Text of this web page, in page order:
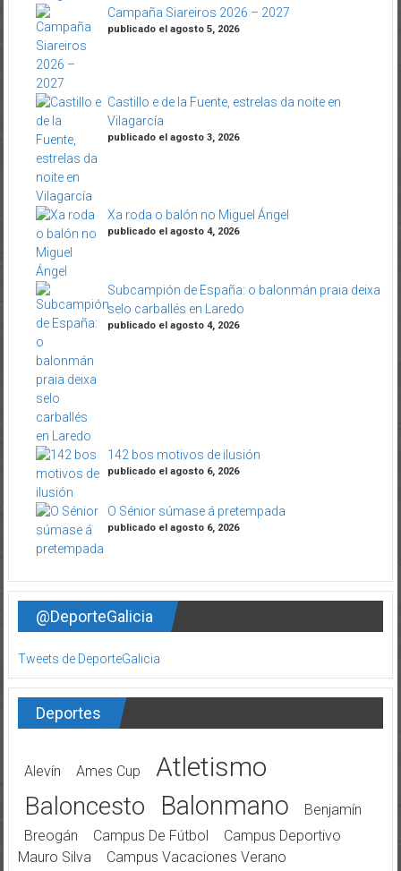
Campaña Siareiros 2026 – 2027
publicado el agosto 5, 2026
Castillo e de la Fuente, estrelas da noite en
Vilagarcía
publicado el agosto 3, 2026
Xa roda o balón no Miguel Ángel
publicado el agosto 4, 2026
Subcampión de España: o balonmán praia deixa
selo carballés en Laredo
publicado el agosto 4, 2026
142 bos motivos de ilusión
publicado el agosto 6, 2026
O Sénior súmase á pretempada
publicado el agosto 6, 2026
@DeporteGalicia
Tweets de DeporteGalicia
Deportes
Alevín Ames Cup Atletismo
Baloncesto Balonmano
Benjamín
Breogán
Campus De Fútbol
Campus Deportivo
Mauro Silva
Campus Vacaciones Verano